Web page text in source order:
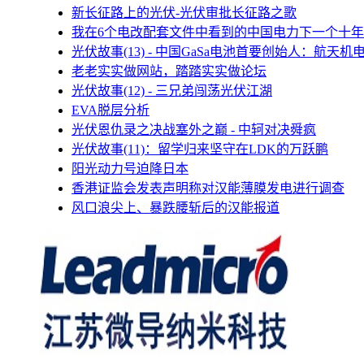
新长征路上的光伏-光伏审批长征路之歌
我在6个电改配套文件中看到的中国电力下一个十年
光伏故事(13) - 中国GaSa电池首要创始人：航天机
老老实实做网站，踏踏实实做论坛
光伏故事(12) - 三兄弟闯荡光伏江湖
EVA脱层分析
光伏恩仇录之决战塞外之巅 - 中轲对决舜疯
光伏故事(11)：留学归来坚守在LDK的万跃鹏
阳光动力号迫降日本
香港证监会发表声明称对汉能薄膜发电进行调查
风口浪尖上、暴跌腰斩后的汉能报道